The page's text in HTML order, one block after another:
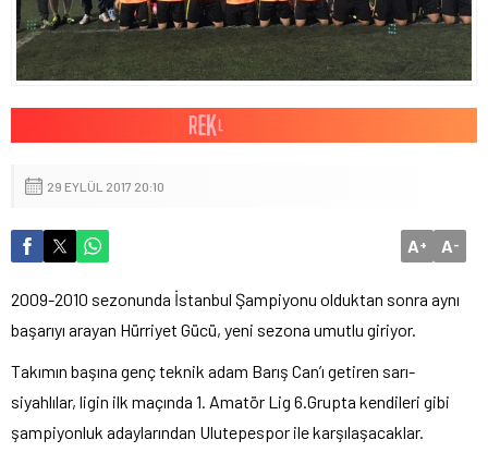
29 EYLÜL 2017 20:10
A+ A-
2009-2010 sezonunda İstanbul Şampiyonu olduktan sonra aynı
başarıyı arayan Hürriyet Gücü, yeni sezona umutlu giriyor.
Takımın başına genç teknik adam Barış Can’ı getiren sarı-
siyahlılar, ligin ilk maçında 1. Amatör Lig 6.Grupta kendileri gibi
şampiyonluk adaylarından Ulutepespor ile karşılaşacaklar.